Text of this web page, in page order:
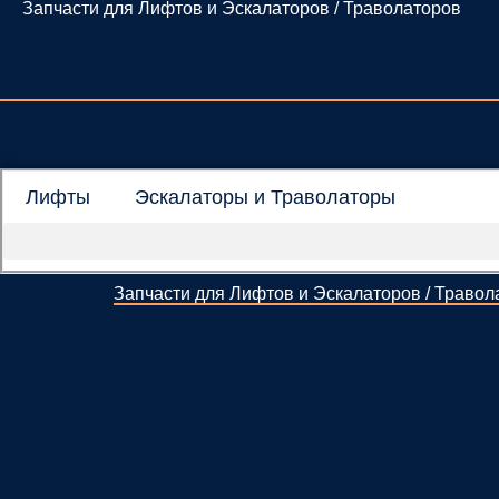
Перейти
Запчасти для Лифтов и Эскалаторов / Траволаторов
Лифты Эскалаторы и Траволаторы
Запчасти для Лифтов и Эскалаторов /